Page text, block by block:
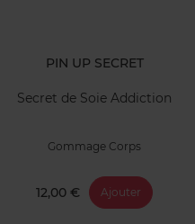
PIN UP SECRET
Secret de Soie Addiction
Gommage Corps
12,00 € Ajouter